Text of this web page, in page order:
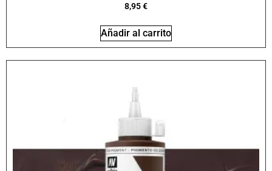
8,95€
Añadir al carrito